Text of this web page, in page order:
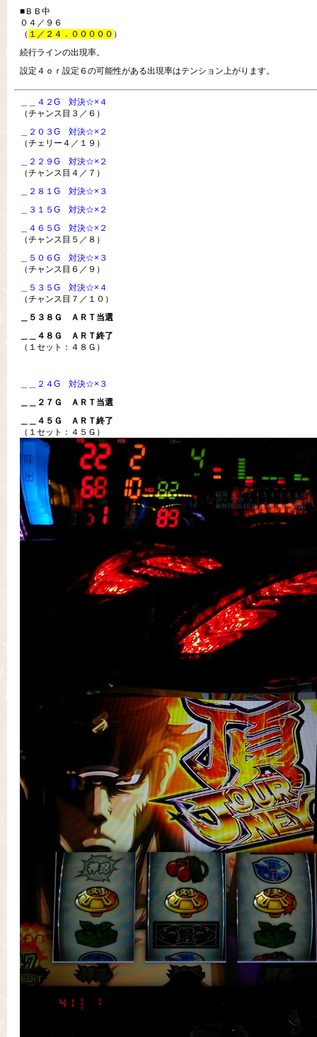
■ＢＢ中
０４／９６
（ １／２４．０００００ ）
続行ラインの出現率。
設定４ｏｒ設定６の可能性がある出現率はテンション上がります。
＿＿４２G 対決☆×４
（チャンス目３／６）
＿２０３G 対決☆×２
（チェリー４／１９）
＿２２９G 対決☆×２
（チャンス目４／７）
＿２８１G 対決☆×３
＿３１５G 対決☆×２
＿４６５G 対決☆×２
（チャンス目５／８）
＿５０６G 対決☆×３
（チャンス目６／９）
＿５３５G 対決☆×４
（チャンス目７／１０）
＿５３８Ｇ ＡＲＴ当選
＿＿４８Ｇ ＡＲＴ終了
（１セット：４８Ｇ）
＿＿２４G 対決☆×３
＿＿２７Ｇ ＡＲＴ当選
＿＿４５Ｇ ＡＲＴ終了
（１セット：４５Ｇ）